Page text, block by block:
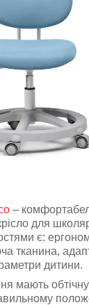
–
для
є:
тканина,
дитини.
мають